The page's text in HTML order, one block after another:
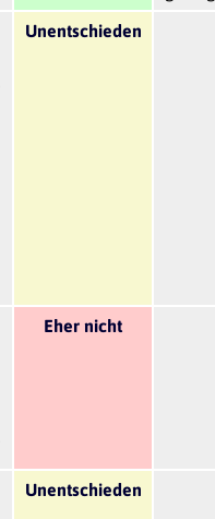
Unentschieden
Eher nicht
Unentschieden